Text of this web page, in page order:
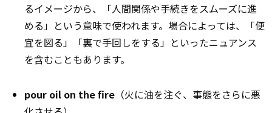
るイメージから、「人間関係や手続きをスムーズに進
める」という意味で使われます。場合によっては、「便
宜を図る」「裏で手回しをする」といったニュアンス
を含むこともあります。
pour oil on the fire （火に油を注ぐ、事態をさらに悪